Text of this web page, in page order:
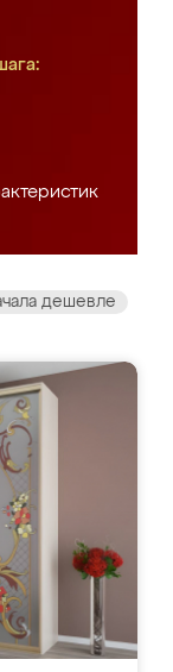
дешевле